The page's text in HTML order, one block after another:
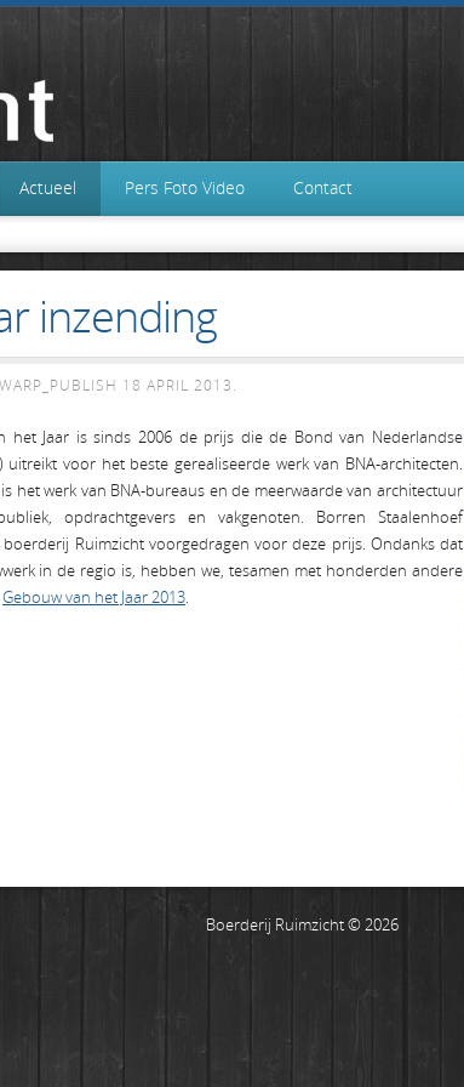
Actueel Pers Foto Video Contact
inzending
18 APRIL 2013.
het Jaar is sinds 2006 de prijs die de Bond van Nederlandse
uitreikt voor het beste gerealiseerde werk van BNA-architecten.
het werk van BNA-bureaus en de meerwaarde van architectuur
opdrachtgevers en vakgenoten. Borren Staalenhoef
Ruimzicht voorgedragen voor deze prijs. Ondanks dat
in de regio is, hebben we, tesamen met honderden andere
Gebouw van het Jaar 2013.
Boerderij Ruimzicht © 2026